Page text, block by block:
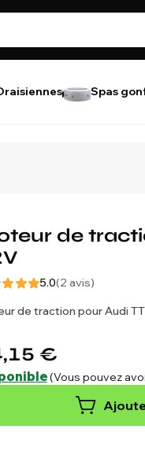
Spas
de
5.0(2 avis)
de traction pour Audi TT
€
(Vous pouvez